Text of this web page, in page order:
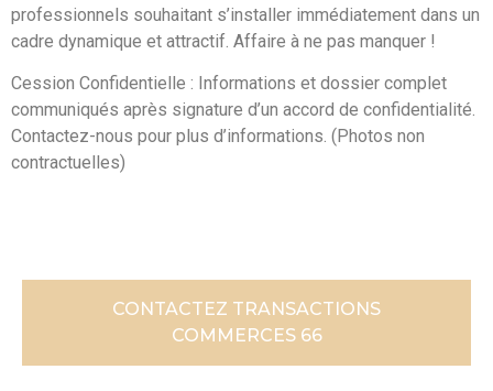
professionnels souhaitant s’installer immédiatement dans un
cadre dynamique et attractif. Affaire à ne pas manquer !
Cession Confidentielle : Informations et dossier complet
communiqués après signature d’un accord de confidentialité.
Contactez-nous pour plus d’informations. (Photos non
contractuelles)
CONTACTEZ TRANSACTIONS
COMMERCES 66